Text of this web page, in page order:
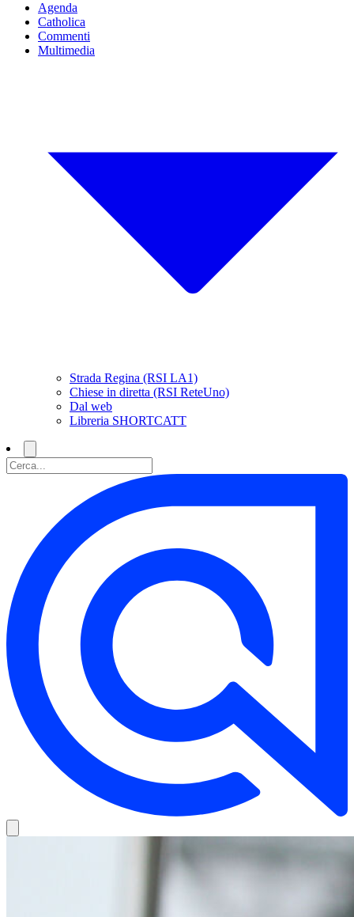
Agenda
Catholica
Commenti
Multimedia
Strada Regina (RSI LA1)
Chiese in diretta (RSI ReteUno)
Dal web
Libreria SHORTCATT